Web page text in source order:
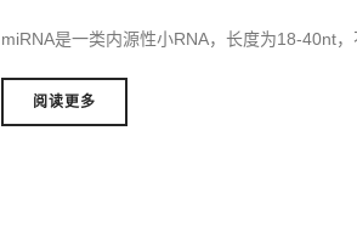
miRNA是一类内源性小RNA，长度为18-40nt
阅读更多